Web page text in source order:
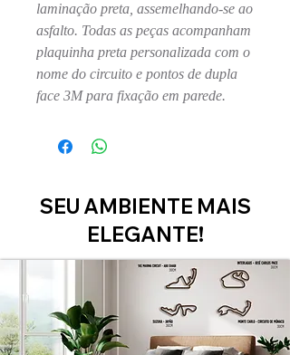
laminação preta, assemelhando-se ao
asfalto. Todas as peças acompanham
plaquinha preta personalizada com o
nome do circuito e pontos de dupla
face 3M para fixação em parede.
SEU AMBIENTE MAIS
ELEGANTE!